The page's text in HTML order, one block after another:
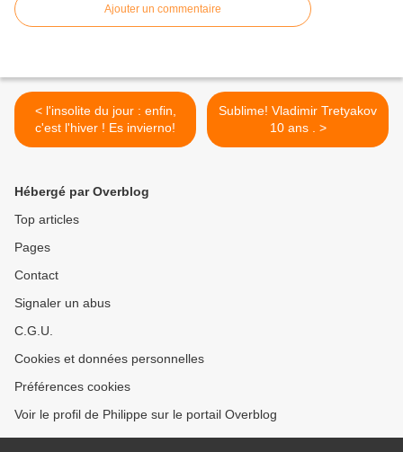
Ajouter un commentaire
< l'insolite du jour : enfin,
c'est l'hiver ! Es invierno!
Sublime! Vladimir Tretyakov
10 ans . >
Hébergé par Overblog
Top articles
Pages
Contact
Signaler un abus
C.G.U.
Cookies et données personnelles
Préférences cookies
Voir le profil de Philippe sur le portail Overblog